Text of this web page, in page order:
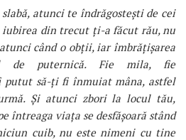
atunci te îndrăgostești de cei
iubirea din trecut ți-a făcut rău, nu
când o obții, iar îmbrățișarea
puternică. Fie mila, fie
putut să-ți fi înmuiat mâna, astfel
Și atunci zbori la locul tău,
întreaga viața se desfășoară stând
cuib, nu este nimeni cu tine